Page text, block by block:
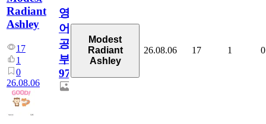
Radiant
Ashley
17
1
0
26.08.06
영
어
공
부
97
Modest
Radiant
Ashley
26.08.06 17 1 0